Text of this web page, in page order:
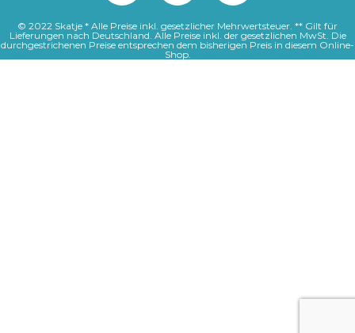
© 2022 Skatje * Alle Preise inkl. gesetzlicher Mehrwertsteuer. ** Gilt für
Lieferungen nach Deutschland. Alle Preise inkl. der gesetzlichen MwSt. Die
durchgestrichenen Preise entsprechen dem bisherigen Preis in diesem Online-
Shop.